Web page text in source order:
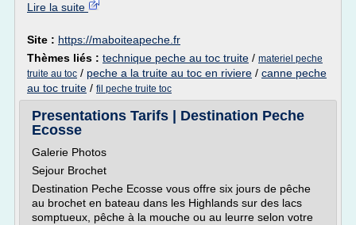
Lire la suite
Site : https://maboiteapeche.fr
Thèmes liés : technique peche au toc truite / materiel peche
truite au toc / peche a la truite au toc en riviere / canne peche
au toc truite / fil peche truite toc
Presentations Tarifs | Destination Peche
Ecosse
Galerie Photos
Sejour Brochet
Destination Peche Ecosse vous offre six jours de pêche
au brochet en bateau dans les Highlands sur des lacs
somptueux, pêche à la mouche ou au leurre selon votre